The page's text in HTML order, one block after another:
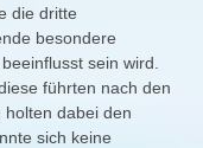
die dritte
besondere
sein wird.
führten nach den
holten dabei den
sich keine